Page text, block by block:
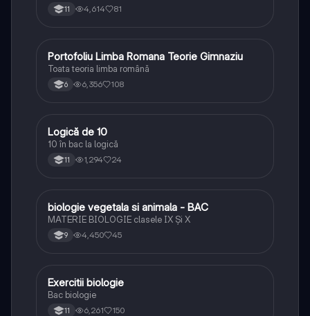
11 4,614 81
Limba și literatura română
Portofoliu Limba Romana Teorie Gimnaziu
Toata teoria limba română
6 6,356 108
Logică
Logică de 10
10 în bac la logică
11 1,294 24
Biologie
biologie vegetala si animala - BAC
MATERIE BIOLOGIE clasele IX Şi X
9 4,450 45
Biologie
Exercitii biologie
Bac biologie
11 6,261 150